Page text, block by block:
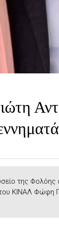
της Φολόης
ΚΙΝΑΛ Φώφη